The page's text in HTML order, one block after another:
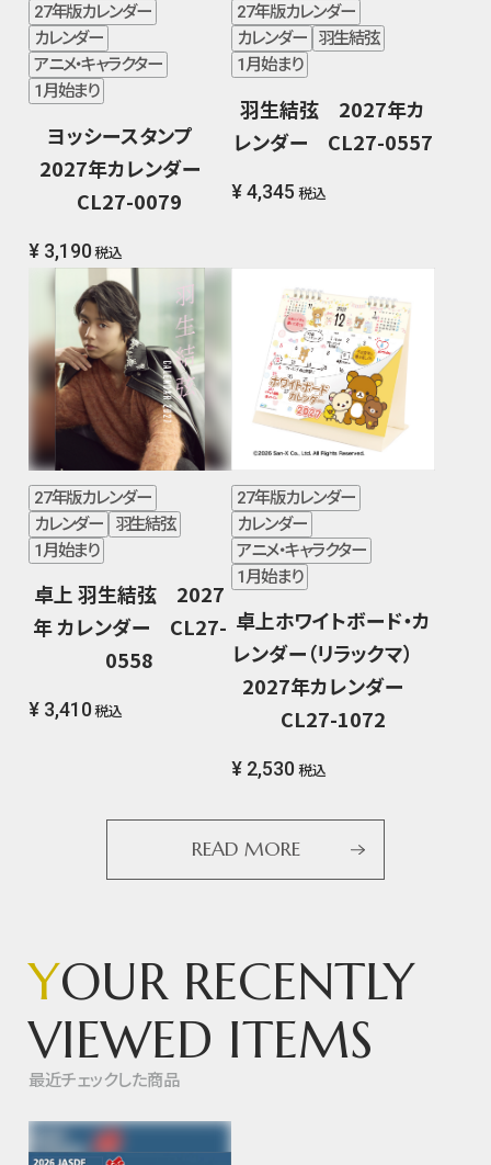
27年版カレンダー
カレンダー
アニメ・キャラクター
1月始まり
ヨッシースタンプ
2027年カレンダー
CL27-0079
¥ 3,190 税込
27年版カレンダー
カレンダー
羽生結弦
1月始まり
羽生結弦 2027年カ
レンダー CL27-0557
¥ 4,345 税込
27年版カレンダー
カレンダー
羽生結弦
1月始まり
卓上 羽生結弦 2027
年 カレンダー CL27-
0558
¥ 3,410 税込
27年版カレンダー
カレンダー
アニメ・キャラクター
1月始まり
卓上ホワイトボード・カ
レンダー（リラックマ）
2027年カレンダー
CL27-1072
¥ 2,530 税込
READ MORE
YOUR RECENTLY
VIEWED ITEMS
最近チェックした商品